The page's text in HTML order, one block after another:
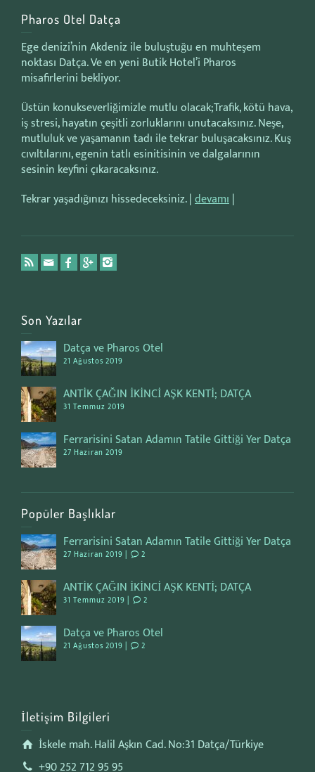
Pharos Otel Datça
Ege denizi’nin Akdeniz ile buluştuğu en muhteşem
noktası Datça. Ve en yeni Butik Hotel’i Pharos
misafirlerini bekliyor.
Üstün konukseverliğimizle mutlu olacak;Trafik, kötü hava,
iş stresi, hayatın çeşitli zorluklarını unutacaksınız. Neşe,
mutluluk ve yaşamanın tadı ile tekrar buluşacaksınız. Kuş
cıvıltılarını, egenin tatlı esinitisinin ve dalgalarının
sesinin keyfini çıkaracaksınız.
Tekrar yaşadığınızı hissedeceksiniz. |devamı|
Son Yazılar
Datça ve Pharos Otel
21 Ağustos 2019
ANTİK ÇAĞIN İKİNCİ AŞK KENTİ; DATÇA
31 Temmuz 2019
Ferrarisini Satan Adamın Tatile Gittiği Yer Datça
27 Haziran 2019
Popüler Başlıklar
Ferrarisini Satan Adamın Tatile Gittiği Yer Datça
27 Haziran 2019 | 2
ANTİK ÇAĞIN İKİNCİ AŞK KENTİ; DATÇA
31 Temmuz 2019 | 2
Datça ve Pharos Otel
21 Ağustos 2019 | 2
İletişim Bilgileri
İskele mah. Halil Aşkın Cad. No:31 Datça/Türkiye
+90 252 712 95 95